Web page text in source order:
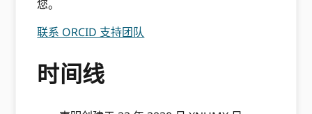
您。
联系 ORCID 支持团队
时间线